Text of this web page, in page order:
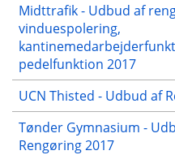
Midttrafik - Udbud af
vinduespolering,
pedelfunktion 2017
UCN Thisted - Udbud af
Tønder Gymnasium -
Rengøring 2017